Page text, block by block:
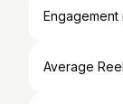
Engagement
Average